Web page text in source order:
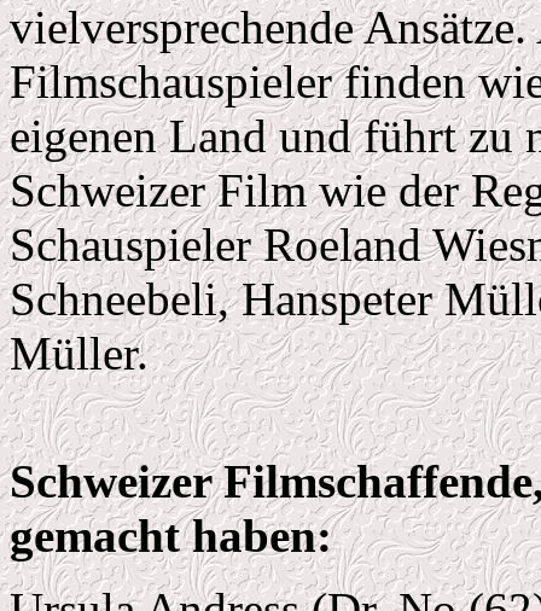
vielversprechende
Filmschauspieler finden
eigenen Land und führt
Schweizer Film wie der
Schauspieler Roeland
Schneebeli, Hanspeter
Müller.
Schweizer
gemacht haben: